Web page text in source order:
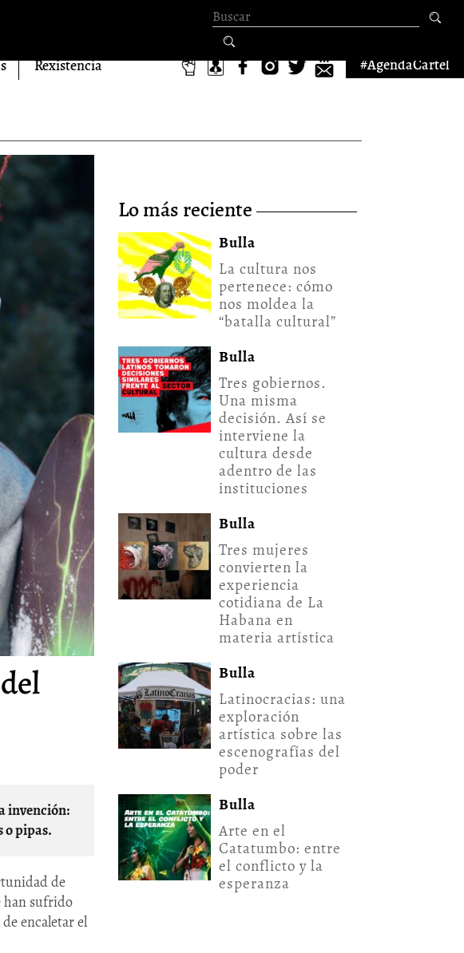
Formulario de
búsqueda
Rexistencia #AgendaCartel
invención:
o pipas.
de
han sufrido
encaletar el
lo más reciente
Bulla
La cultura nos
pertenece: cómo
nos moldea la
“batalla cultural”
Bulla
Tres gobiernos.
Una misma
decisión. Así se
interviene la
cultura desde
adentro de las
instituciones
Bulla
Tres mujeres
convierten la
experiencia
cotidiana de La
Habana en
materia artística
Bulla
Latinocracias: una
exploración
artística sobre las
escenografías del
poder
Bulla
Arte en el
Catatumbo: entre
el conflicto y la
esperanza